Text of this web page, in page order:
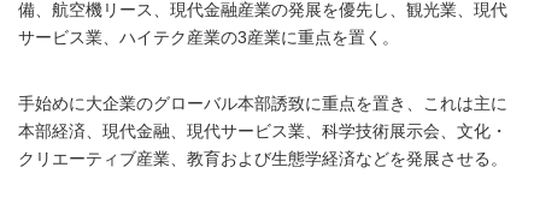
備、航空機リース、現代金融産業の発展を優先し、観光業、現代
サービス業、ハイテク産業の3産業に重点を置く。
手始めに大企業のグローバル本部誘致に重点を置き、これは主に
本部経済、現代金融、現代サービス業、科学技術展示会、文化・
クリエーティブ産業、教育および生態学経済などを発展させる。